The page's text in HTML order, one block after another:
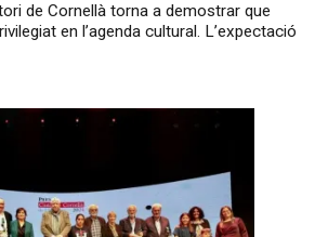
de Cornellà torna a demostrar que
en l’agenda cultural. L’expectació